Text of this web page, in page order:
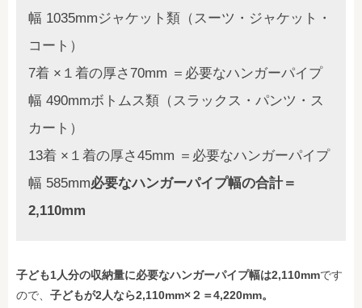
幅 1035mmジャケット類（スーツ・ジャケット・
コート）
7着 ×１着の厚さ70mm ＝必要なハンガーパイプ
幅 490mmボトムス類（スラックス・パンツ・ス
カート）
13着 ×１着の厚さ45mm ＝必要なハンガーパイプ
幅 585mm必要なハンガーパイプ幅の合計＝
2,110mm
子ども1人分の収納量に必要なハンガーパイプ幅は2,110mmです
ので、 子どもが2人なら2,110mm×２＝4,220mm。